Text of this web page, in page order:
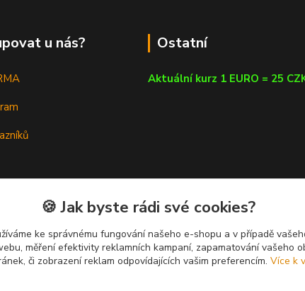
u nás? Ostatní
Aktuální kurz 1 EURO = 25
🍪 Jak byste rádi své cookies?
ke správnému fungování našeho e-shopu a v případě
měření efektivity reklamních kampaní, zapamatování vašeho
či zobrazení reklam odpovídajících vašim preferencím. Více k